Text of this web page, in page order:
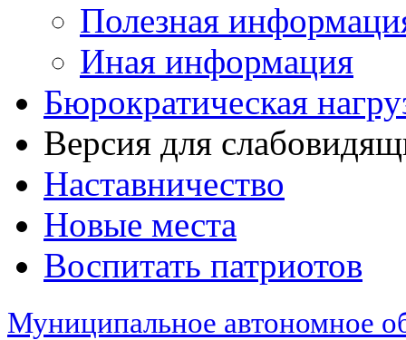
Полезная
Иная информация
Бюрократическая
Версия для
Наставничество
Новые места
Воспитать патриотов
Муниципальное автономное